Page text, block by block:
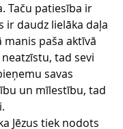
Taču patiesība ir
ir daudz lielāka daļa
manis paša aktīvā
tad sevi
savas
un mīlestību, tad
Jēzus tiek nodots